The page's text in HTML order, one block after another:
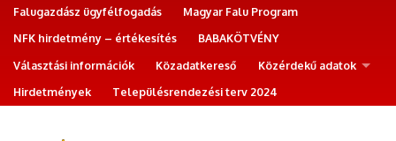
Falugazdász ügyfélfogadás
Magyar Falu Program
NFK hirdetmény – értékesítés
BABAKÖTVÉNY
Választási információk
Közadatkereső
Közérdekű adatok
Hirdetmények
Településrendezési terv 2024